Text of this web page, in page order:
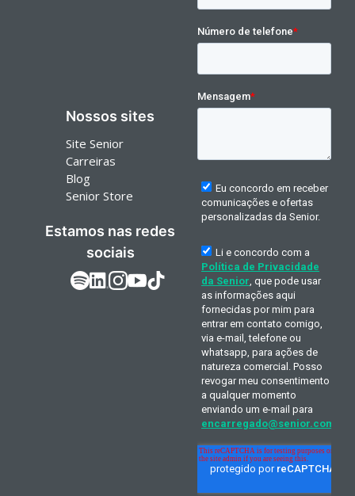
Nossos sites
Site Senior
Carreiras
Blog
Senior Store
Estamos nas redes
sociais